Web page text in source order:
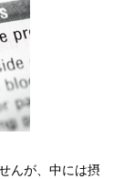
んが、中には摂